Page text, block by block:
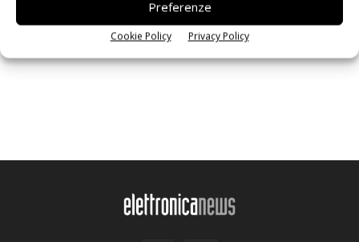
Preferenze
Cookie Policy Privacy Policy
ISCRIVITI ALLA NEWSLETTER